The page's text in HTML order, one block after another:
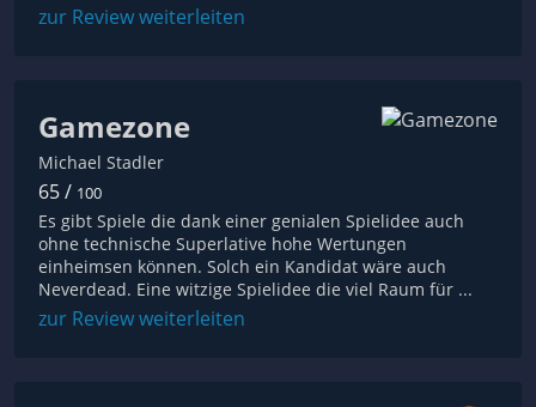
zur Review weiterleiten
Gamezone
Michael Stadler
65 / 100
Es gibt Spiele die dank einer genialen Spielidee auch
ohne technische Superlative hohe Wertungen
einheimsen können. Solch ein Kandidat wäre auch
Neverdead. Eine witzige Spielidee die viel Raum für ...
zur Review weiterleiten